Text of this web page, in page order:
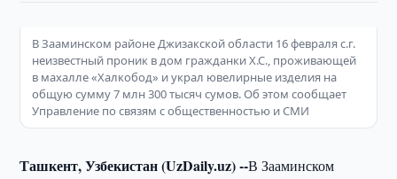
В Зааминском районе Джизакской области 16 февраля с.г.
неизвестный проник в дом гражданки Х.С., проживающей
в махалле «Халкобод» и украл ювелирные изделия на
общую сумму 7 млн 300 тысяч сумов. Об этом сообщает
Управление по связям с общественностью и СМИ
Ташкент, Узбекистан (UzDaily.uz) --В Зааминском